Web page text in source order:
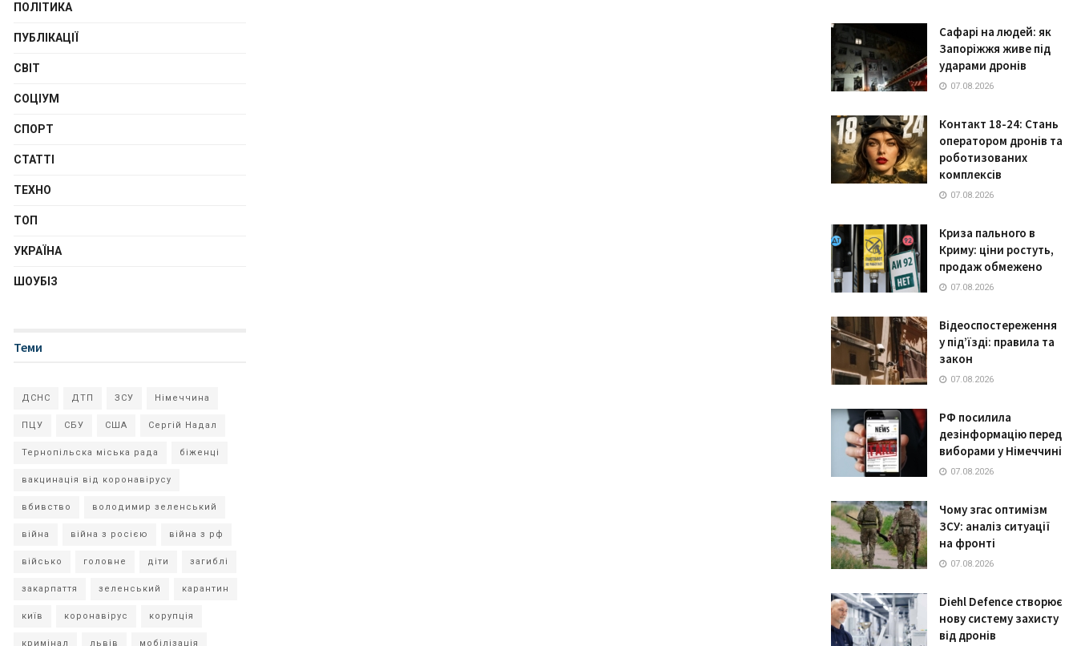
ПОЛІТИКА
ПУБЛІКАЦІЇ
СВІТ
СОЦІУМ
СПОРТ
СТАТТІ
ТЕХНО
ТОП
УКРАЇНА
ШОУБІЗ
Теми
ДСНС ДТП ЗСУ Німеччина
ПЦУ СБУ США Сергій Надал
Тернопільска міська рада біженці
вакцинація від коронавірусу
вбивство володимир зеленський
війна війна з росією війна з рф
військо головне діти загиблі
закарпаття зеленський карантин
київ коронавірус корупція
кримінал львів мобілізація
Сафарі на людей: як
Запоріжжя живе під
ударами дронів
07.08.2026
Контакт 18-24: Стань
оператором дронів та
роботизованих
комплексів
07.08.2026
Криза пального в
Криму: ціни ростуть,
продаж обмежено
07.08.2026
Відеоспостереження
у під’їзді: правила та
закон
07.08.2026
РФ посилила
дезінформацію перед
виборами у Німеччині
07.08.2026
Чому згас оптимізм
ЗСУ: аналіз ситуації
на фронті
07.08.2026
Diehl Defence створює
нову систему захисту
від дронів